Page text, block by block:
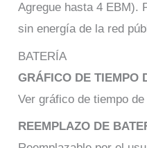
Agregue hasta 4 EBM).
sin energía de la red
BATERÍA
GRÁFICO DE TIEMPO
Ver gráfico de tiempo
REEMPLAZO DE